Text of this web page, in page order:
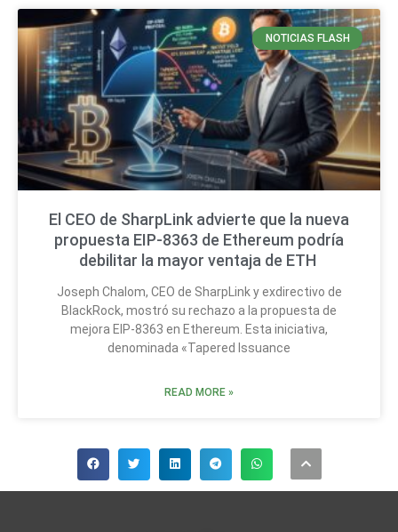
NOTICIAS FLASH
El CEO de SharpLink advierte que la nueva
propuesta EIP-8363 de Ethereum podría
debilitar la mayor ventaja de ETH
Joseph Chalom, CEO de SharpLink y exdirectivo de
BlackRock, mostró su rechazo a la propuesta de
mejora EIP-8363 en Ethereum. Esta iniciativa,
denominada «Tapered Issuance
READ MORE »